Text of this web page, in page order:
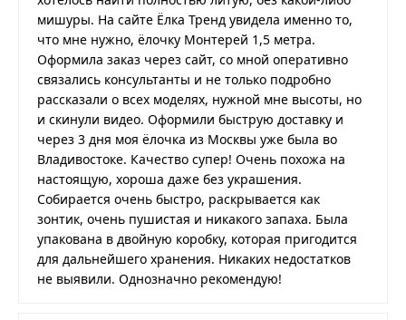
мишуры. На сайте Ёлка Тренд увидела именно то,
что мне нужно, ёлочку Монтерей 1,5 метра.
Оформила заказ через сайт, со мной оперативно
связались консультанты и не только подробно
рассказали о всех моделях, нужной мне высоты, но
и скинули видео. Оформили быструю доставку и
через 3 дня моя ёлочка из Москвы уже была во
Владивостоке. Качество супер! Очень похожа на
настоящую, хороша даже без украшения.
Собирается очень быстро, раскрывается как
зонтик, очень пушистая и никакого запаха. Была
упакована в двойную коробку, которая пригодится
для дальнейшего хранения. Никаких недостатков
не выявили. Однозначно рекомендую!